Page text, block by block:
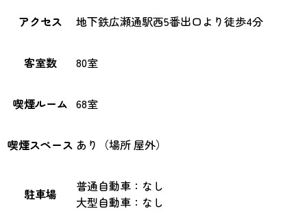
アクセス
地下鉄広瀬通駅西5番出口より徒歩4分
客室数 80室
喫煙ルーム 68室
喫煙スペース あり（場所 屋外）
駐車場
普通自動車：なし
大型自動車：なし